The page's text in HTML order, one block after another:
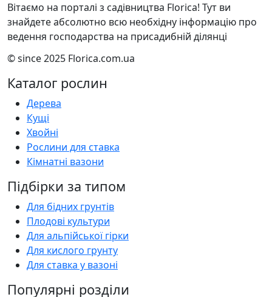
Вітаємо на порталі з садівництва Florica! Тут ви
знайдете абсолютно всю необхідну інформацію про
ведення господарства на присадибній ділянці
© since 2025 Florica.com.ua
Каталог рослин
Дерева
Кущі
Хвойні
Рослини для ставка
Кімнатні вазони
Підбірки за типом
Для бідних грунтів
Плодові культури
Для альпійської гірки
Для кислого грунту
Для ставка у вазоні
Популярні розділи